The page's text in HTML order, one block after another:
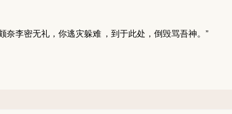
奈李密无礼，你逃灾躲难 ，到于此处，倒毁骂吾神。”